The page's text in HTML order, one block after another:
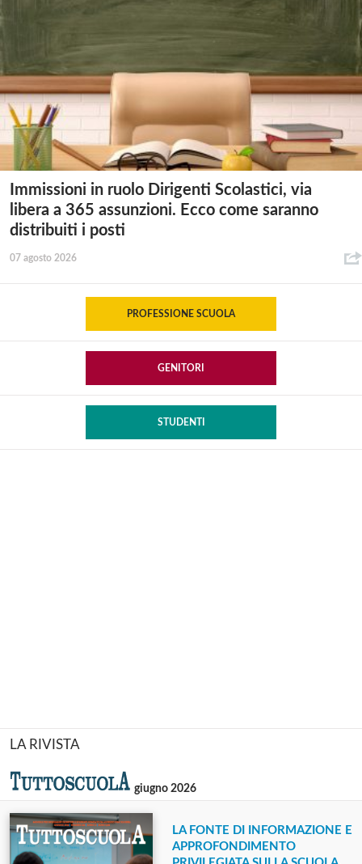
Immissioni in ruolo Dirigenti Scolastici, via
libera a 365 assunzioni. Ecco come saranno
distribuiti i posti
07 agosto 2026
PROFESSIONE SCUOLA
GENITORI
STUDENTI
LA RIVISTA
giugno 2026
LA FONTE DI INFORMAZIONE E
APPROFONDIMENTO